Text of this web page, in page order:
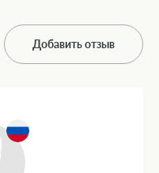
Добавить отзыв